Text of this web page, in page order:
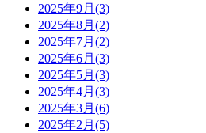
2025年9月(3)
2025年8月(2)
2025年7月(2)
2025年6月(3)
2025年5月(3)
2025年4月(3)
2025年3月(6)
2025年2月(5)